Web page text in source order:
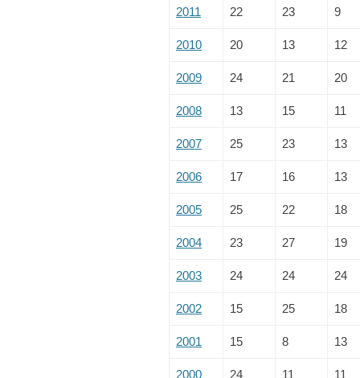
2011 22 23 9
2010 20 13 12
2009 24 21 20
2008 13 15 11
2007 25 23 13
2006 17 16 13
2005 25 22 18
2004 23 27 19
2003 24 24 24
2002 15 25 18
2001 15 8 13
2000 24 11 11